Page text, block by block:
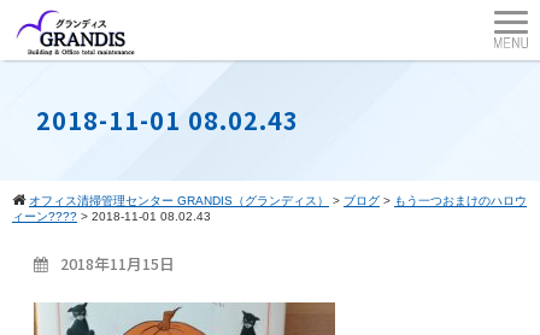
2018-11-01 08.02.43
オフィス清掃管理センター GRANDIS（グランディス） > ブログ > もう一つおまけのハロウ
ィーン???? > 2018-11-01 08.02.43
2018年11月15日